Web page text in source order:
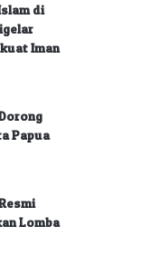
di
Iman
Papua
Lomba